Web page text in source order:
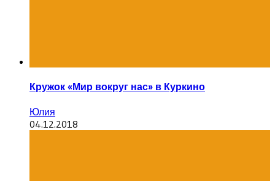
Кружок «Мир вокруг нас» в Куркино
Юлия
04.12.2018